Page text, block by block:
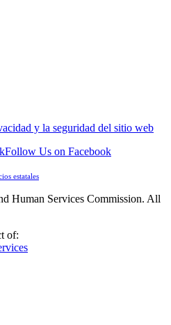
y la seguridad del sitio web
Follow Us on Facebook
estatales
Human Services Commission. All
of: